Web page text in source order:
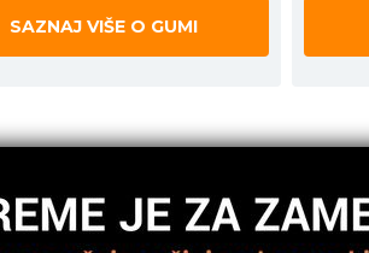
SAZNAJ VIŠE O GUMI